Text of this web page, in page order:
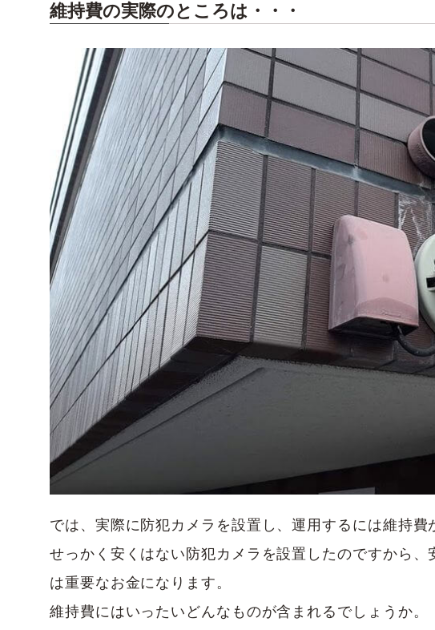
維持費の実際のところは・・・
では、実際に防犯カメラを設置し、運用するには維持費
せっかく安くはない防犯カメラを設置したのですから
は重要なお金になります。
維持費にはいったいどんなものが含まれるでしょうか。